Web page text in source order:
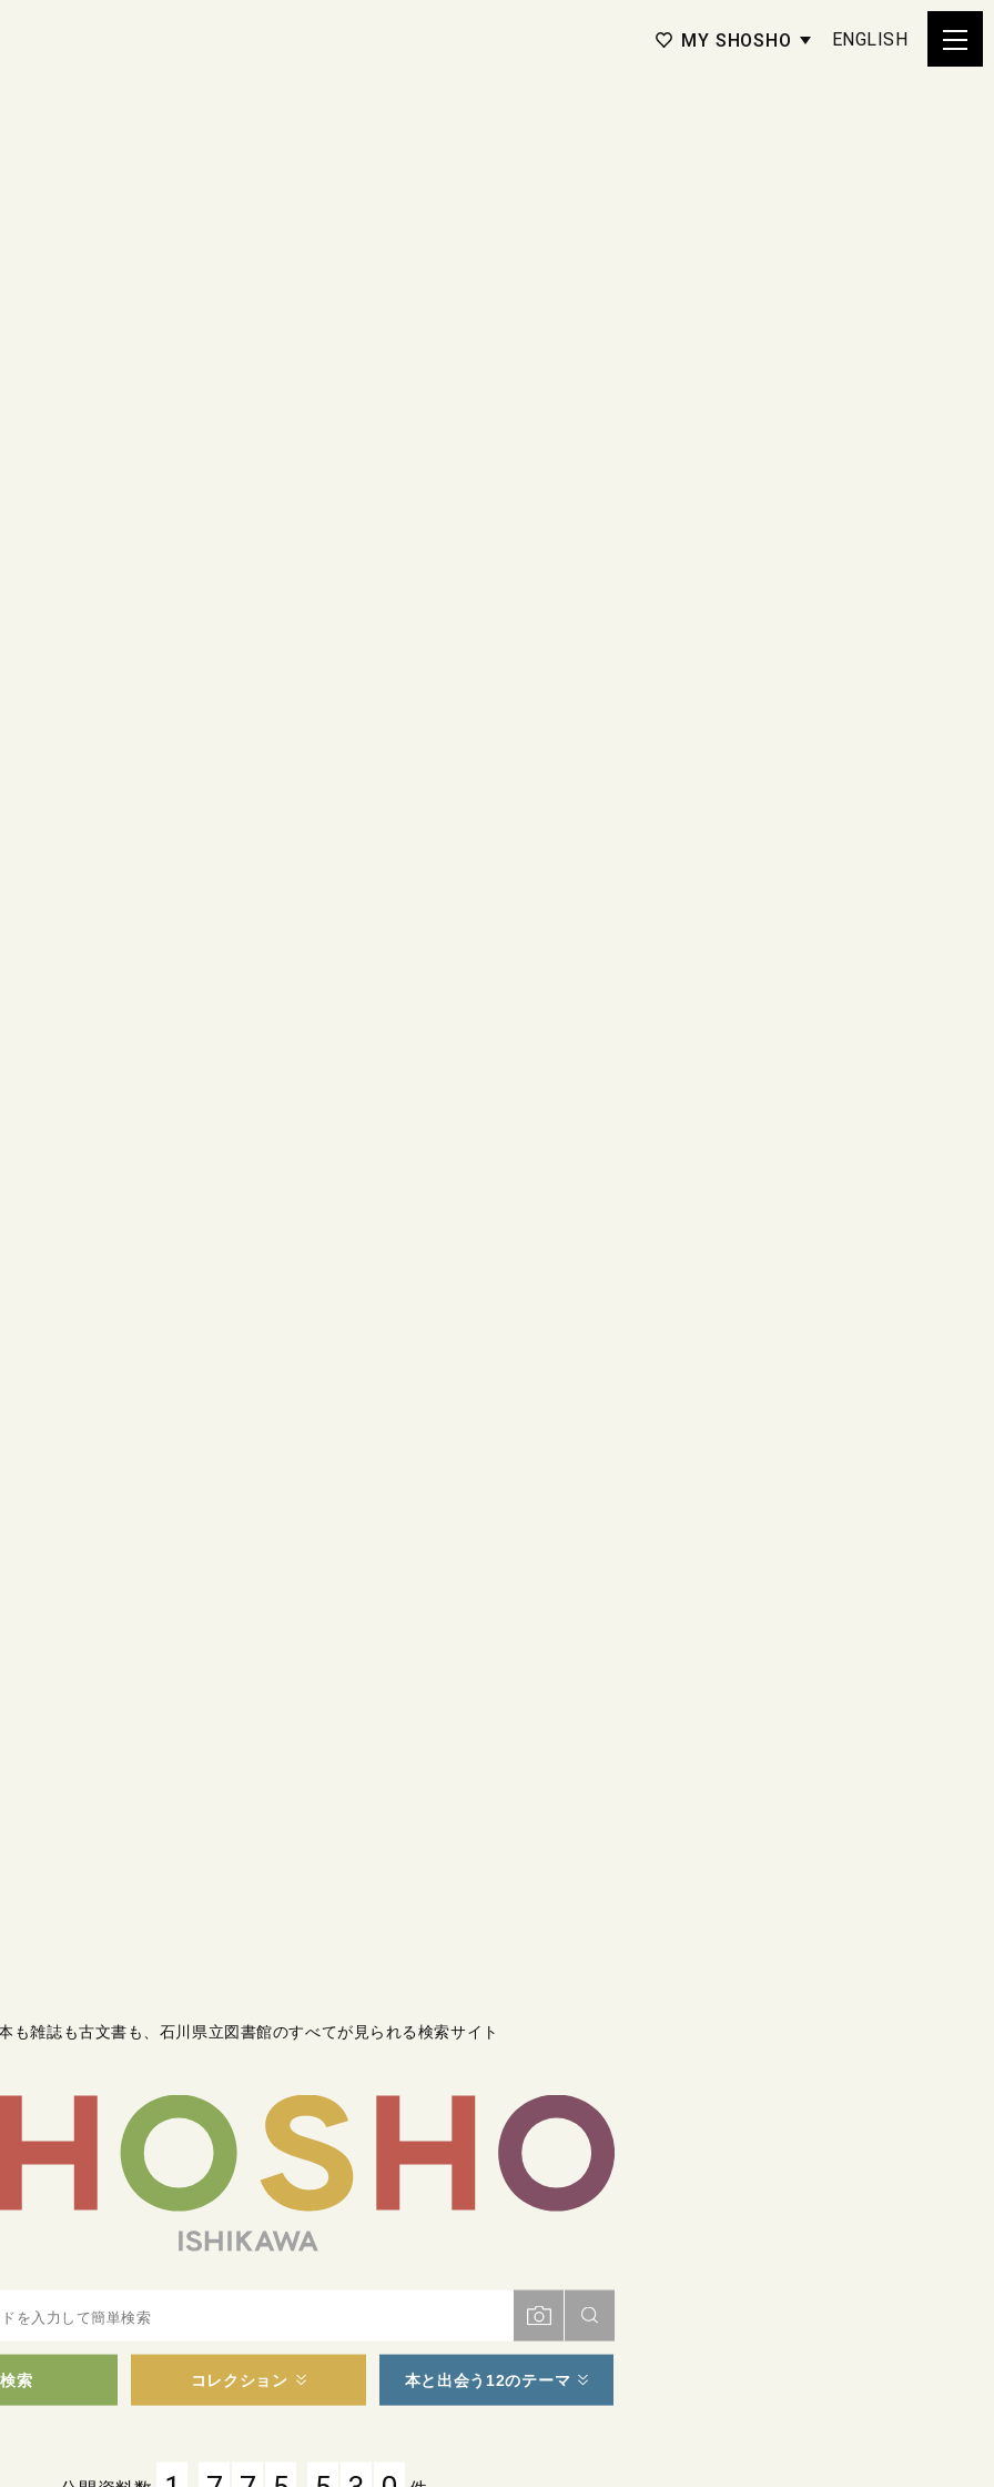
MY SHOSHO ENGLISH
も雑誌も古文書も 石川県立図書館のすべてが見られる検索サイト
索 コレクション 本と出会う12のテーマ